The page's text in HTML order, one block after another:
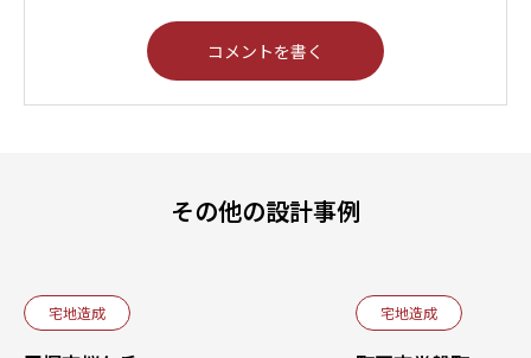
その他の設計事例
宅地造成 宅地造成